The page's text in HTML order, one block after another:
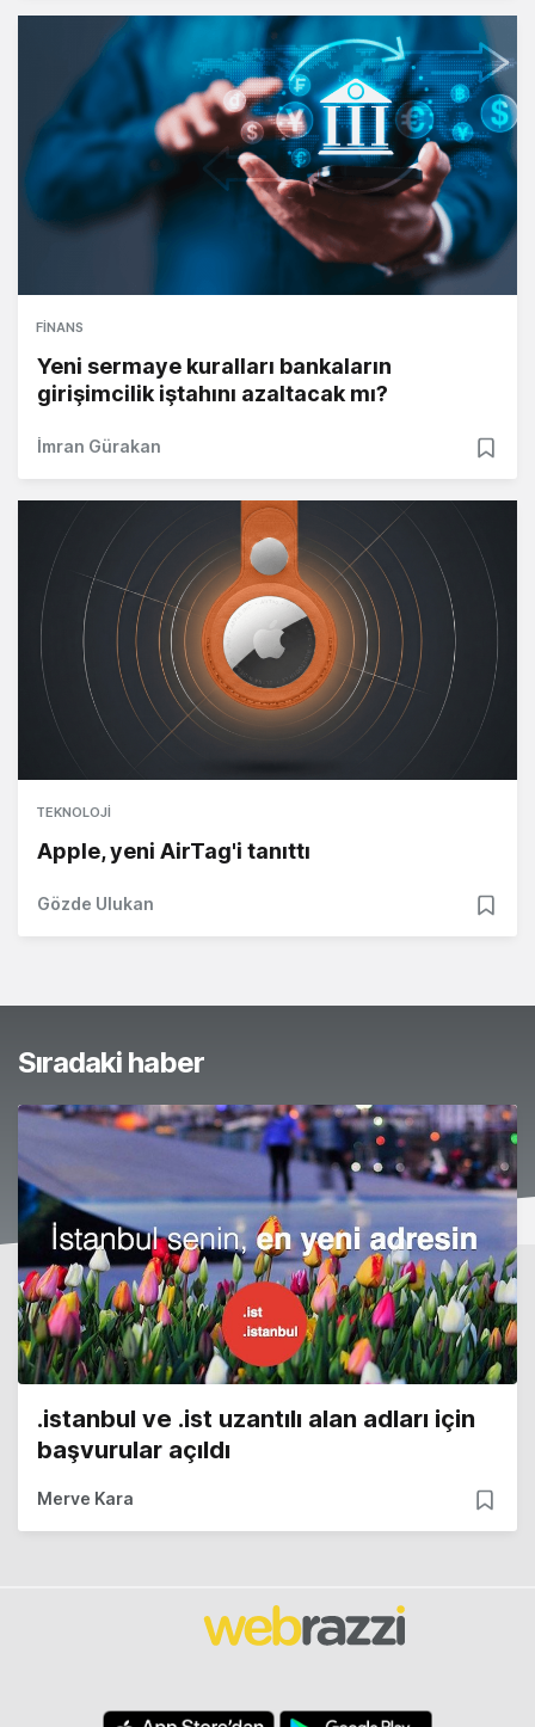
FINANS
Yeni sermaye kuralları bankaların
girişimcilik iştahını azaltacak mı?
İmran Gürakan
TEKNOLOJI
Apple, yeni AirTag'i tanıttı
Gözde Ulukan
Sıradaki haber
.istanbul ve .ist uzantılı alan adları için
başvurular açıldı
Merve Kara